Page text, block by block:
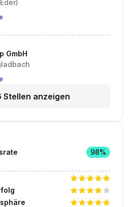
GmbH
Stellen anzeigen
98%